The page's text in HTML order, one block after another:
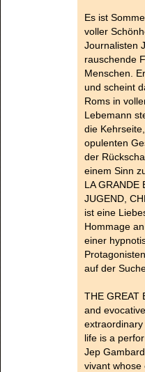
Es ist
voller
Journalisten
rauschende
Menschen.
und scheint
Roms in
Lebemann
die
opulenten
der
einem Sinn
LA GRANDE
JUGEND,
ist eine
Hommage
einer
auf der
THE GREAT
and
life is a
Jep
vivant whose